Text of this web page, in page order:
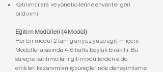
Katılımcılara ve yöneticilerine envanter geri
bildirimi
Eğitim Modülleri (4 Modül)
Her bir modül 2 tam gün yüz yüze eğitim içerir.
Modüller arasında 4-6 hafta boşluk bırakılır. Bu
süreçte katılımcılar ilgili modüllerden elde
ettikleri kazanımları iş süreçlerinde deneyimleme